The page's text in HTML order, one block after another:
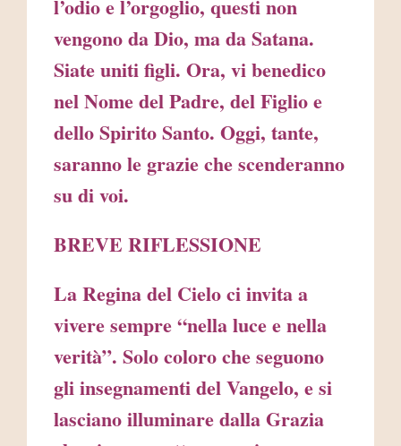
l’odio e l’orgoglio, questi non
vengono da Dio, ma da Satana.
Siate uniti figli. Ora, vi benedico
nel Nome del Padre, del Figlio e
dello Spirito Santo. Oggi, tante,
saranno le grazie che scenderanno
su di voi.
BREVE RIFLESSIONE
La Regina del Cielo ci invita a
vivere sempre “nella luce e nella
verità”. Solo coloro che seguono
gli insegnamenti del Vangelo, e si
lasciano illuminare dalla Grazia